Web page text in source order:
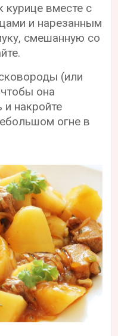
курице вместе с
и нарезанным
смешанную со
(или
она
накройте
огне в